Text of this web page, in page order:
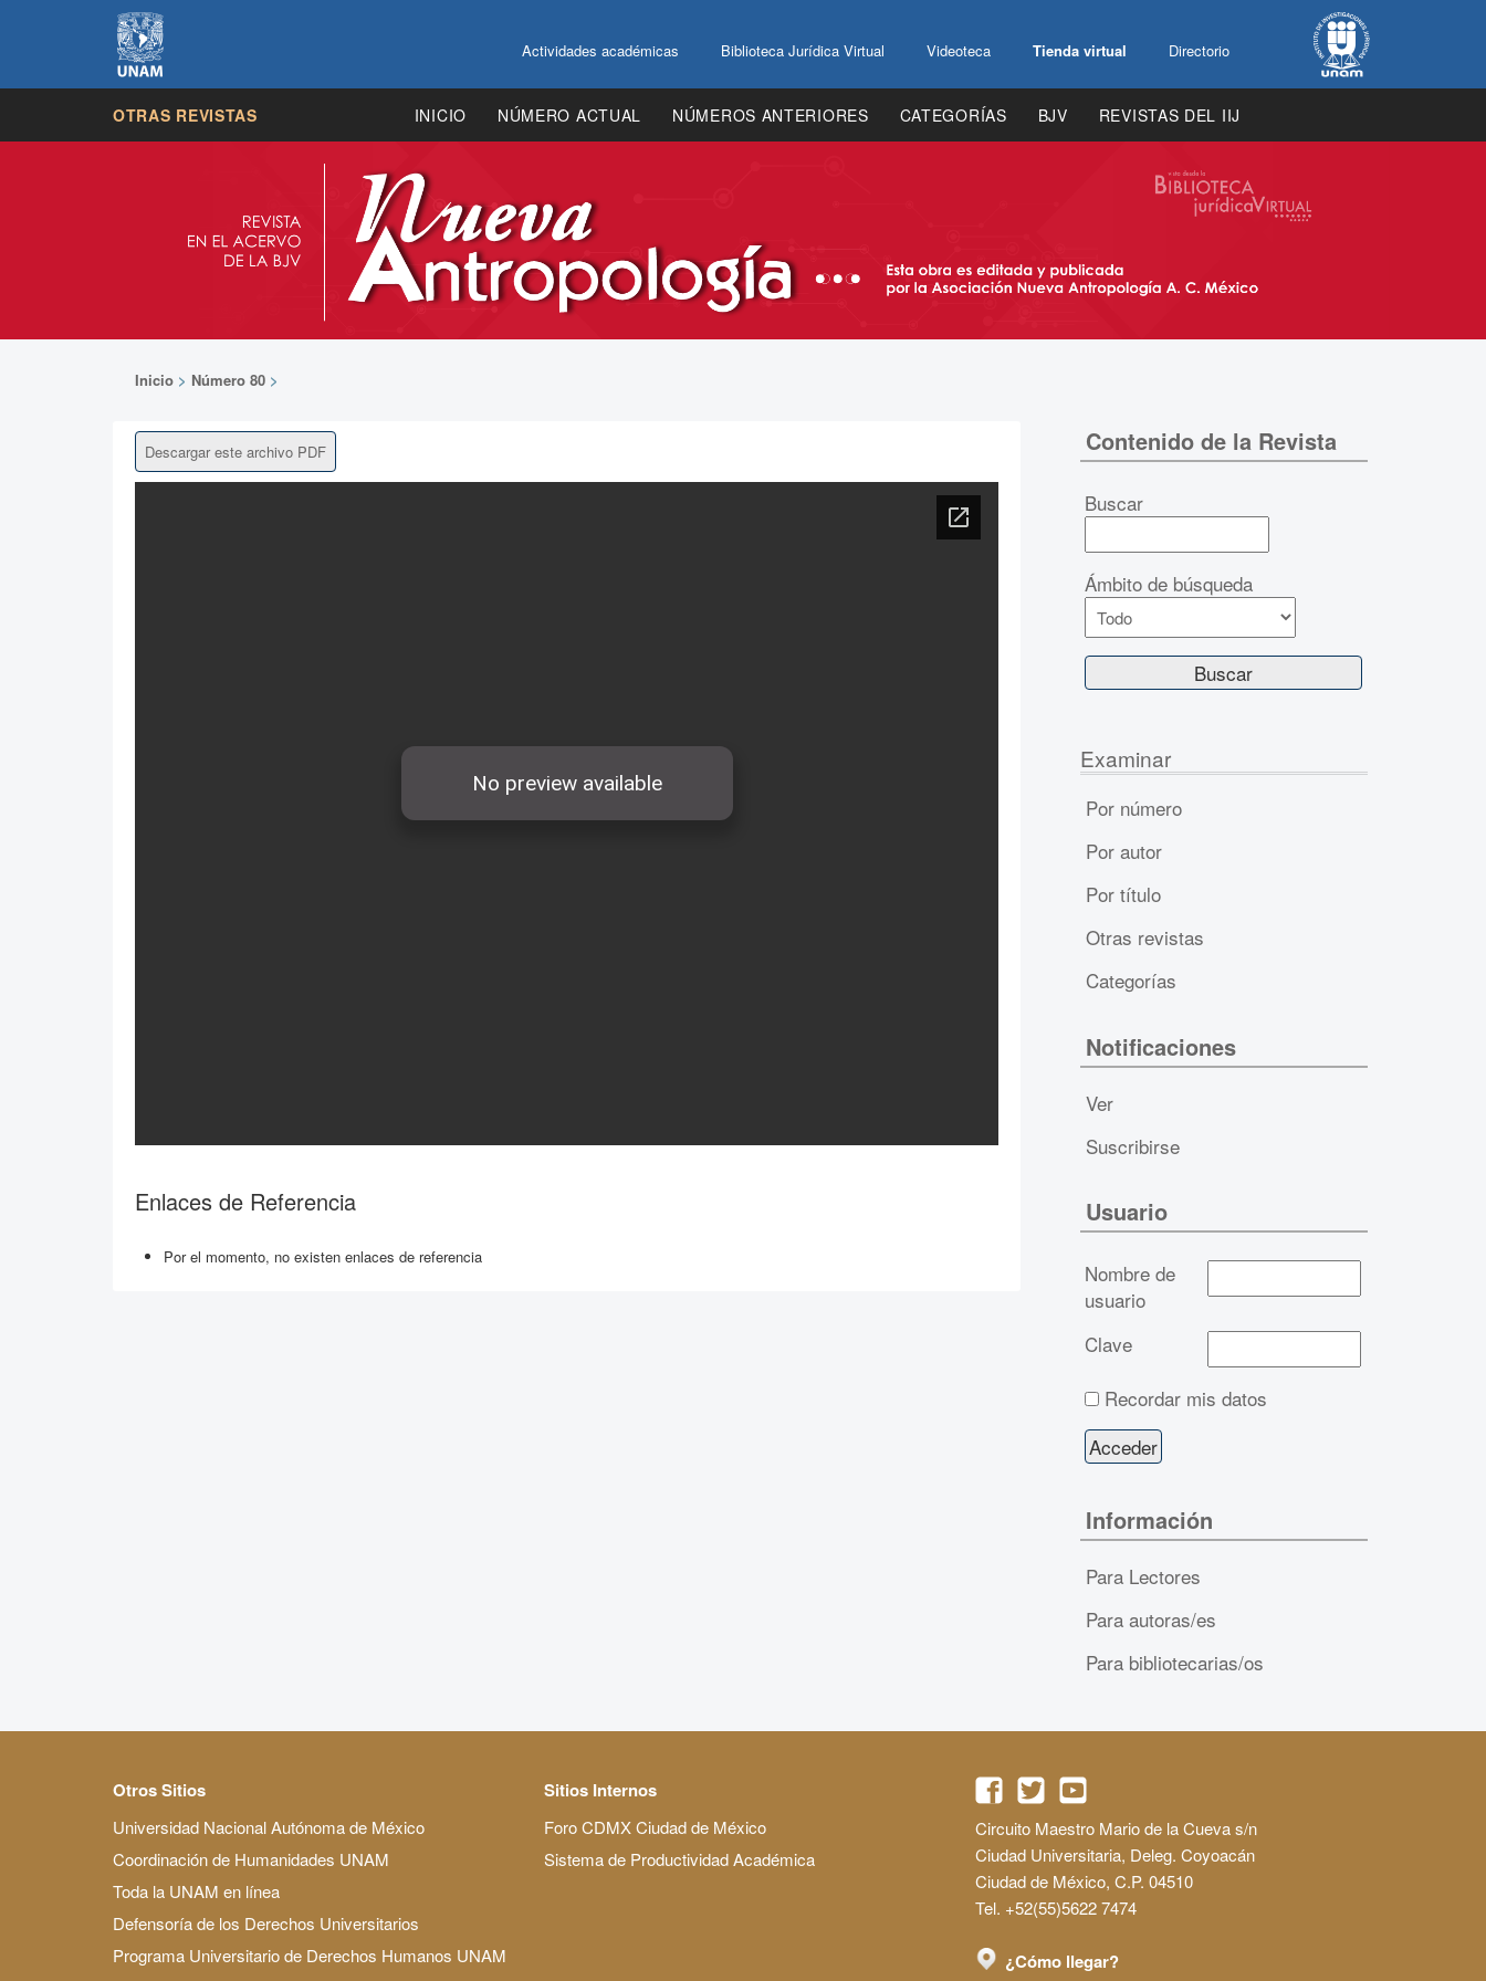
Actividades académicas Biblioteca Jurídica Virtual Videoteca Tienda virtual Directorio
OTRAS REVISTAS INICIO NÚMERO ACTUAL NÚMEROS ANTERIORES CATEGORÍAS BJV REVISTAS DEL IIJ
Inicio > Número 80 >
Descargar este archivo PDF
Enlaces de Referencia
Por el momento, no existen enlaces de referencia
Contenido de la Revista
Buscar
Ámbito de búsqueda
Examinar
Por número
Por autor
Por título
Otras revistas
Categorías
Notificaciones
Ver
Suscribirse
Usuario
Nombre de
usuario
Clave
Recordar mis datos
Información
Para Lectores
Para autoras/es
Para bibliotecarias/os
Otros Sitios
Universidad Nacional Autónoma de México
Coordinación de Humanidades UNAM
Toda la UNAM en línea
Defensoría de los Derechos Universitarios
Programa Universitario de Derechos Humanos UNAM
Sitios Internos
Foro CDMX Ciudad de México
Sistema de Productividad Académica
Circuito Maestro Mario de la Cueva s/n
Ciudad Universitaria, Deleg. Coyoacán
Ciudad de México, C.P. 04510
Tel. +52(55)5622 7474
¿Cómo llegar?